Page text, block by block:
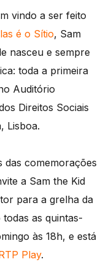
vindo a ser feito
é o Sítio, Sam
nasceu e sempre
toda a primeira
Auditório
Direitos Sociais
Lisboa.
das comemorações
a Sam the Kid
para a grelha da
as quintas-
às 18h, e está
Play.